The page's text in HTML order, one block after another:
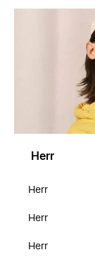
Herr
Herr
Herr
Herr